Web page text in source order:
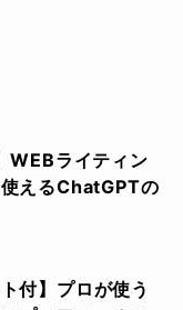
WEBライティン
えるChatGPTの
付】プロが使う